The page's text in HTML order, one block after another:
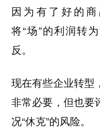
因为有了好的
将“场”的利润转
反。
现在有些企业转型
非常必要，但也要
况“休克”的风险。